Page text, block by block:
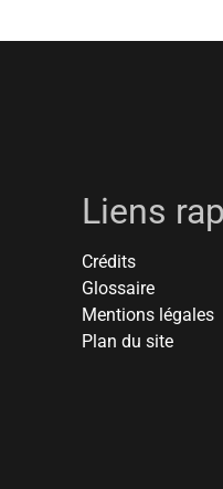
Liens
Crédits
Glossaire
Mentions légales
Plan du site